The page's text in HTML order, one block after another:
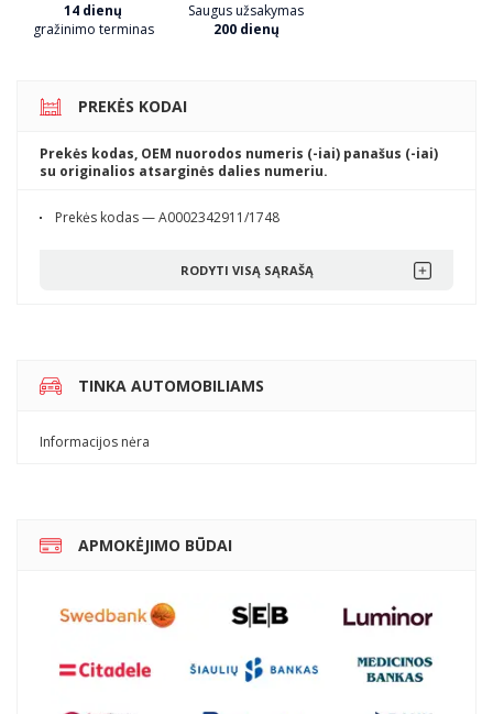
14 dienų
gražinimo terminas
Saugus užsakymas
200 dienų
PREKĖS KODAI
Prekės kodas, OEM nuorodos numeris (-iai) panašus (-iai)
su originalios atsarginės dalies numeriu.
Prekės kodas — A0002342911/1748
RODYTI VISĄ SĄRAŠĄ
TINKA AUTOMOBILIAMS
Informacijos nėra
APMOKĖJIMO BŪDAI